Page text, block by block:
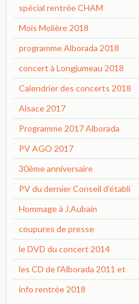
spécial rentrée CHAM
Mois Molière 2018
programme Alborada 2018
concert à Longjumeau 2018
Calendrier des concerts 2018
Alsace 2017
Programme 2017 Alborada
PV AGO 2017
30ème anniversaire
PV du dernier Conseil d’établi
Hommage à J.Aubain
coupures de presse
le DVD du concert 2014
les CD de l'Alborada 2011 et
info rentrée 2018